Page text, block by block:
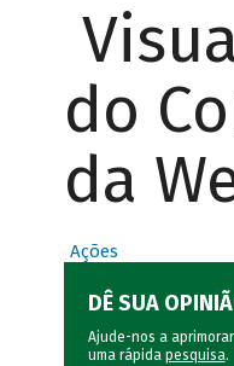
do
da
Ações
DÊ SUA
Ajude-nos a
uma rápida pesquisa.